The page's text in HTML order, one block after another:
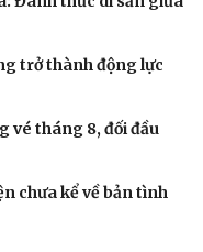
thức quốc phòng và
Công an Nhân dân
vững chắc biên giới